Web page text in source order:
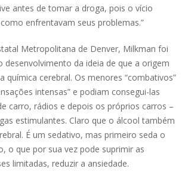
antes de tomar a droga, pois o vício
enfrentavam seus problemas.”
Metropolitana de Denver, Milkman foi
desenvolvimento da ideia de que a origem
química cerebral. Os menores “combativos”
intensas” e podiam consegui-las
carro, rádios e depois os próprios carros –
estimulantes. Claro que o álcool também
É um sedativo, mas primeiro seda o
o que por sua vez pode suprimir as
limitadas, reduzir a ansiedade.